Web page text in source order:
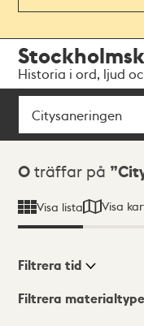
navigationen
huvudinnehållet
Historia i ord, ljud
Sök
Sökresultat
0 träffar på
Visa lista Visa
Visningsläge
Filtrera tid
Filtrera